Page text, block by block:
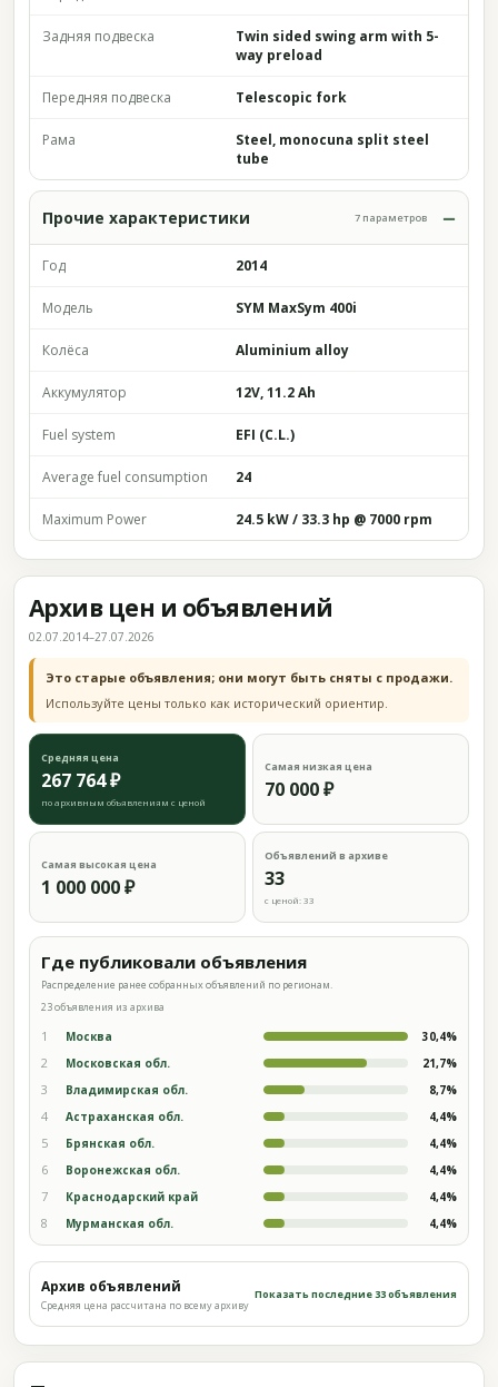
Задняя подвеска
Twin sided swing arm with 5-
way preload
Передняя подвеска Telescopic fork
Рама
Steel, monocuna split steel
tube
Прочие характеристики 7 параметров
Год 2014
Модель SYM MaxSym 400i
Колёса Aluminium alloy
Аккумулятор 12V, 11.2 Ah
Fuel system EFI (C.L.)
Average fuel consumption 24
Maximum Power 24.5 kW / 33.3 hp @ 7000 rpm
Архив цен и объявлений
02.07.2014–27.07.2026
Это старые объявления; они могут быть сняты с продажи.
Используйте цены только как исторический ориентир.
Средняя цена
267 764 ₽
по архивным объявлениям с ценой
Самая низкая цена
70 000 ₽
Самая высокая цена
1 000 000 ₽
Объявлений в архиве
33
с ценой: 33
Где публиковали объявления
Распределение ранее собранных объявлений по регионам.
23 объявления из архива
1 Москва 30,4%
2 Московская обл. 21,7%
3 Владимирская обл. 8,7%
4 Астраханская обл. 4,4%
5 Брянская обл. 4,4%
6 Воронежская обл. 4,4%
7 Краснодарский край 4,4%
8 Мурманская обл. 4,4%
Архив объявлений
Средняя цена рассчитана по всему архиву
Показать последние 33 объявления